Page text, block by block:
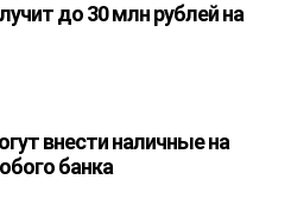
до 30 млн рублей на
внести наличные на
банка